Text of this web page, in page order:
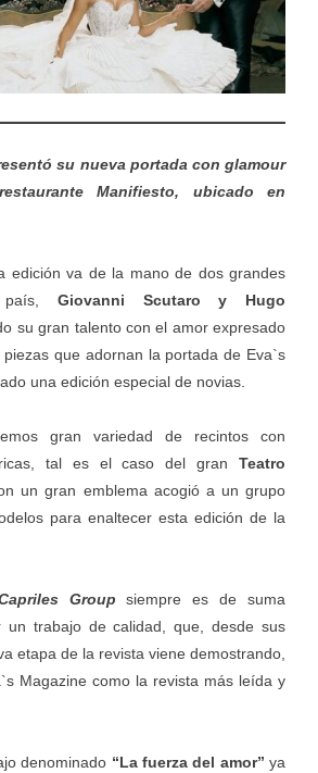
su nueva portada con glamour
Manifiesto, ubicado en
edición va de la mano de dos grandes
país, Giovanni Scutaro y Hugo
su gran talento con el amor expresado
que adornan la portada de Eva`s
una edición especial de novias.
gran variedad de recintos con
tal es el caso del gran Teatro
un gran emblema acogió a un grupo
para enaltecer esta edición de la
Group siempre es de suma
un trabajo de calidad, que, desde sus
etapa de la revista viene demostrando,
Magazine como la revista más leída y
denominado “La fuerza del amor” ya